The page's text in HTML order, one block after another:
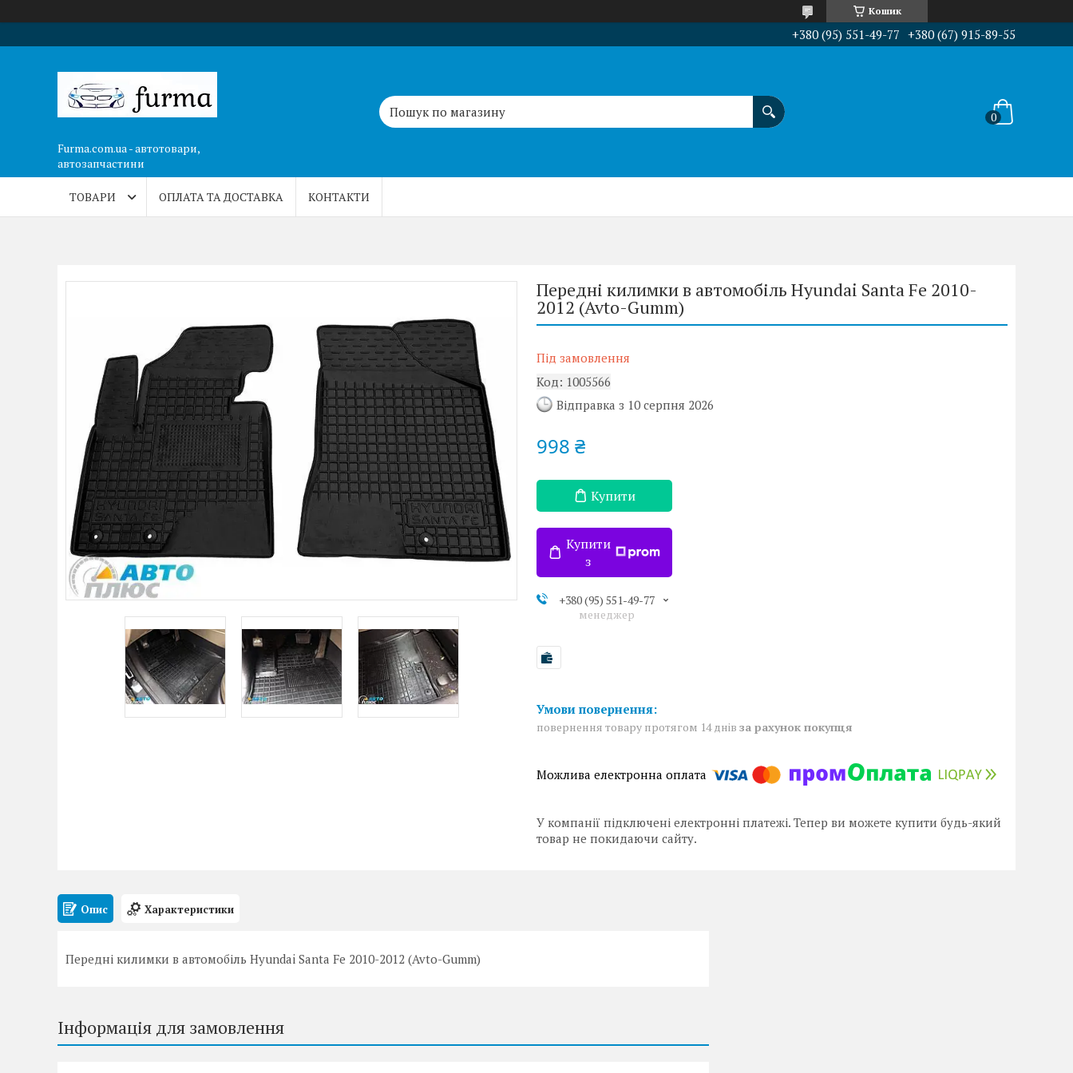
Кошик
+380 (95) 551-49-77 +380 (67) 915-89-55
Furma.com.ua - автотовари,
автозапчастини
ТОВАРИ ОПЛАТА ТА ДОСТАВКА КОНТАКТИ
Передні килимки в автомобіль Hyundai Santa Fe 2010-
2012 (Avto-Gumm)
Під замовлення
Код: 1005566
Відправка з 10 серпня 2026
998 ₴
Купити
Купити
з
+380 (95) 551-49-77
менеджер
повернення товару протягом 14 днів за рахунок покупця
У компанії підключені електронні платежі. Тепер ви можете купити будь-який
товар не покидаючи сайту.
Опис Характеристики
Передні килимки в автомобіль Hyundai Santa Fe 2010-2012 (Avto-Gumm)
Інформація для замовлення